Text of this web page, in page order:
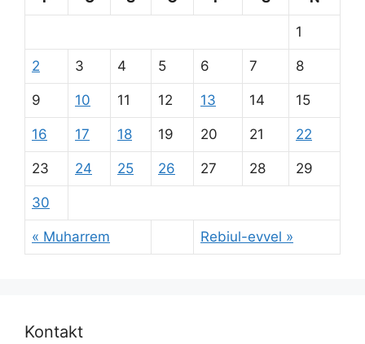
« Muharrem Rebiul-evvel »
1
2 3 4 5 6 7 8
9 10 11 12 13 14 15
16 17 18 19 20 21 22
23 24 25 26 27 28 29
30
Kontakt